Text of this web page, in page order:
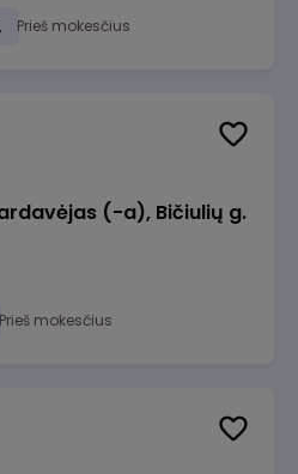
Prieš mokesčius
(-a), Bičiulių g.
Prieš mokesčius